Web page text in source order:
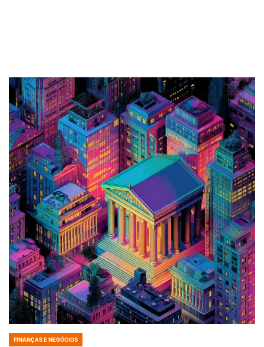
POSTED
FINANÇAS E NEGÓCIOS